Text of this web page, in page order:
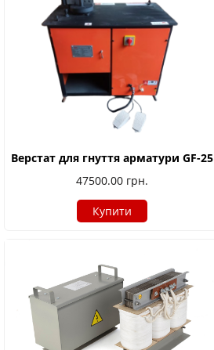
Верстат для гнуття арматури GF-25
47500.00 грн.
Купити